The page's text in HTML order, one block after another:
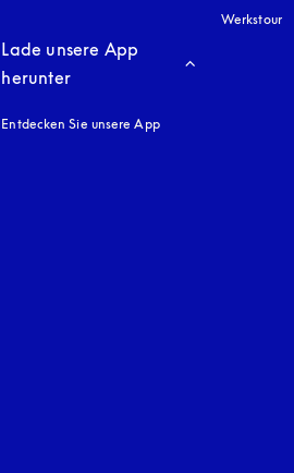
Werkstour
Lade unsere App
herunter
Entdecken Sie unsere App